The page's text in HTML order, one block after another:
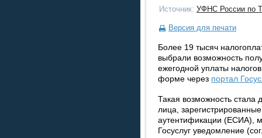
Источник: УФНС России по
Версия для печати
Более 19 тысяч
выбрали возможность
ежегодной уплаты
форме через портал
Такая возможность стала
лица,
аутентификации (ЕСИА),
Госуслуг уведомление